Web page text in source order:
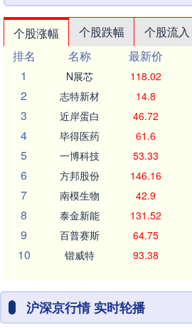
个股涨幅 个股跌幅 个股流入
排名
名称 最新价
1
N展芯 118.02
2 志特新材 14.8
3 近岸蛋白 46.72
4 毕得医药 61.6
5 一博科技 53.33
6 方邦股份 146.16
7 南模生物 42.9
8 泰金新能 131.52
9 百普赛斯 64.75
10 锴威特 93.38
沪深京行情 实时轮播